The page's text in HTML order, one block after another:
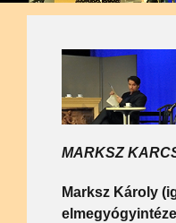
MARKSZ
Marksz Károly